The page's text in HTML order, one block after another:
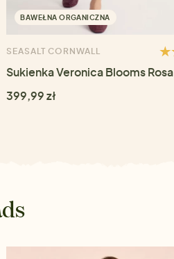
BAWEŁNA ORGANICZNA
SEASALT CORNWALL
Sukienka Veronica Blooms Rosa
399,99 zł